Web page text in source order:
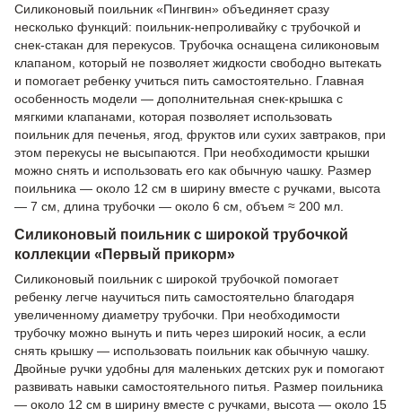
Силиконовый поильник «Пингвин» объединяет сразу
несколько функций: поильник-непроливайку с трубочкой и
снек-стакан для перекусов. Трубочка оснащена силиконовым
клапаном, который не позволяет жидкости свободно вытекать
и помогает ребенку учиться пить самостоятельно. Главная
особенность модели — дополнительная снек-крышка с
мягкими клапанами, которая позволяет использовать
поильник для печенья, ягод, фруктов или сухих завтраков, при
этом перекусы не высыпаются. При необходимости крышки
можно снять и использовать его как обычную чашку. Размер
поильника — около 12 см в ширину вместе с ручками, высота
— 7 см, длина трубочки — около 6 см, объем ≈ 200 мл.
Силиконовый поильник с широкой трубочкой
коллекции «Первый прикорм»
Силиконовый поильник с широкой трубочкой помогает
ребенку легче научиться пить самостоятельно благодаря
увеличенному диаметру трубочки. При необходимости
трубочку можно вынуть и пить через широкий носик, а если
снять крышку — использовать поильник как обычную чашку.
Двойные ручки удобны для маленьких детских рук и помогают
развивать навыки самостоятельного питья. Размер поильника
— около 12 см в ширину вместе с ручками, высота — около 15